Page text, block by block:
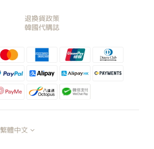
退換貨政策
韓國代購誌
繁體中文